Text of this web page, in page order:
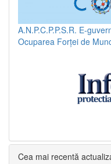
A.N.P.C.P.P.S.R. E-
Ocuparea Forței de
Cea mai recentă